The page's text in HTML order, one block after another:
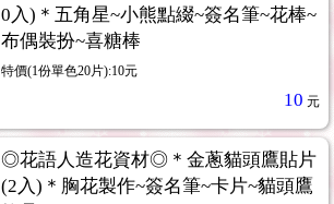
0入)＊五角星~小熊點綴~簽名筆~花棒~
布偶裝扮~喜糖棒
特價(1份單色20片):10元
10 元
◎花語人造花資材◎＊金蔥貓頭鷹貼片
(2入)＊胸花製作~簽名筆~卡片~貓頭鷹